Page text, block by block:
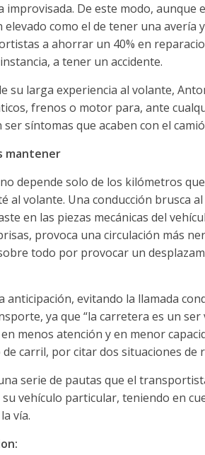
improvisada. De este modo,
elevado como el de tener una avería
a ahorrar un 40% en
a tener un accidente.
su larga experiencia al volante,
frenos o motor para, ante
síntomas que acaben con el
mantener
depende solo de los kilómetros
al volante. Una conducción brusca
en las piezas mecánicas del
provoca una circulación más
todo por provocar un
anticipación, evitando la llamada
ya que “la carretera es un ser
menos atención y en menor
carril, por citar dos situaciones de
serie de pautas que el
vehículo particular, teniendo en
vía.